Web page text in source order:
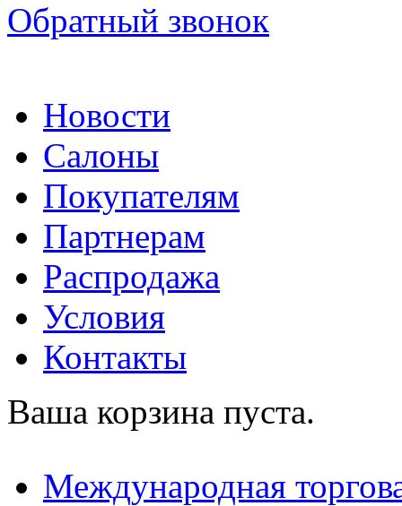
Обратный звонок
Новости
Салоны
Покупателям
Партнерам
Распродажа
Условия
Контакты
Ваша корзина пуста.
Международная